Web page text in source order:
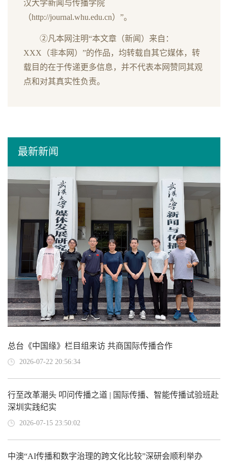
汉大学新闻与传播学院
（http://journal.whu.edu.cn）”。
②凡本网注明“本文章（新闻）来自：
XXX（非本网）”的作品，均转载自其它媒体，转
载目的在于传递更多信息，并不代表本网赞同其观
点和对其真实性负责。
最新新闻
总台《中国缘》栏目组来访 共商国际传播合作
2026-07-22 20:56:34
行至改革潮头 叩问传播之道 | 国际传播、智能传播试验班赴
深圳实践纪实
2026-07-15 23:50:02
中澳“AI传播和数字治理的跨文化比较”深研会顺利举办